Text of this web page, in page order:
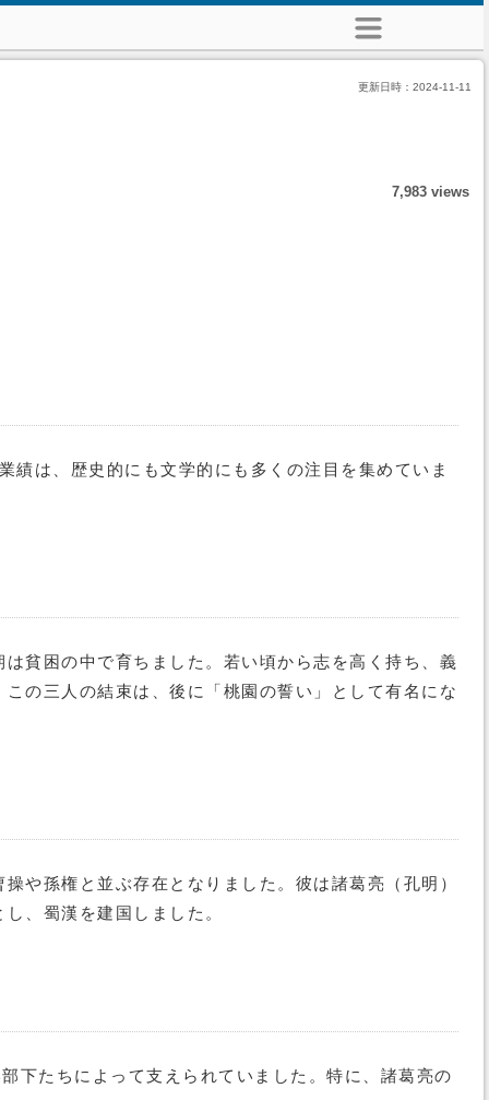
更新日時： 2024-11-11
7,983 views
は、歴史的にも文学的にも多くの注目を集めていま
貧困の中で育ちました。若い頃から志を高く持ち、義
の三人の結束は、後に「桃園の誓い」として有名にな
や孫権と並ぶ存在となりました。彼は諸葛亮（孔明）
、蜀漢を建国しました。
下たちによって支えられていました。特に、諸葛亮の